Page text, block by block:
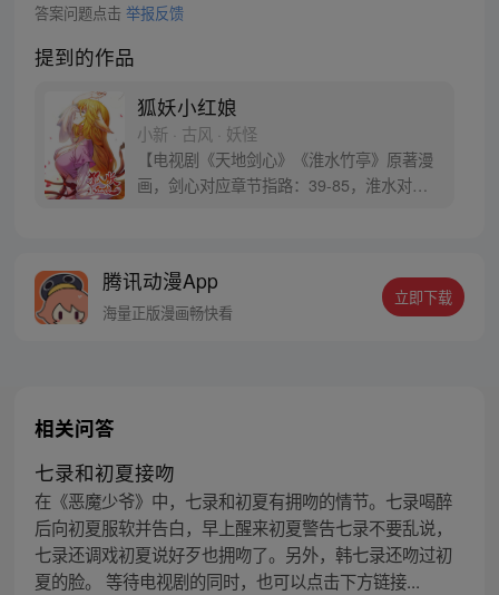
答案问题点击 举报反馈
提到的作品
狐妖小红娘
小新 · 古风 · 妖怪
【电视剧《天地剑心》《淮水竹亭》原著漫
画，剑心对应章节指路：39-85，淮水对应
腾讯动漫App
海量正版漫画畅快看
立即下载
相关问答
七录和初夏接吻
在《恶魔少爷》中，七录和初夏有拥吻的情节。七录喝醉
后向初夏服软并告白，早上醒来初夏警告七录不要乱说，
七录还调戏初夏说好歹也拥吻了。另外，韩七录还吻过初
夏的脸。 等待电视剧的同时，也可以点击下方链接...